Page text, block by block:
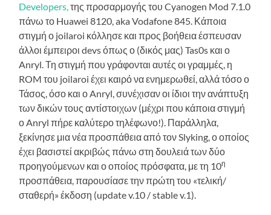
Developers,της προσαρμογής του Cyanogen Mod 7.1.0
πάνω το Huawei 8120, aka Vodafone 845. Κάποια
στιγμή ο joilaroi κόλλησε και προς βοήθεια έσπευσαν
άλλοι έμπειροι devs όπως ο (δικός μας) Tas0s και ο
Anryl. Τη στιγμή που γράφονται αυτές οι γραμμές, η
ROM του joilaroi έχει καιρό να ενημερωθεί, αλλά τόσο ο
Τάσος, όσο και ο Anryl, συνέχισαν οι ίδιοι την ανάπτυξη
των δικών τους αντίστοιχων (μέχρι που κάποια στιγμή
ο Anryl πήρε καλύτερο τηλέφωνο!). Παράλληλα,
ξεκίνησε μια νέα προσπάθεια από τον Slyking, ο οποίος
έχει βασιστεί ακριβώς πάνω στη δουλειά των δύο
προηγούμενων και ο οποίος πρόσφατα, με τη 10η
προσπάθεια, παρουσίασε την πρώτη του «τελική/
σταθερή» έκδοση (update v.10 / stable v.1).